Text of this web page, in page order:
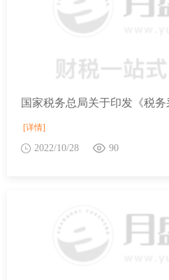
国家税务总局关于印发《税
[详情]
2022/10/28 90